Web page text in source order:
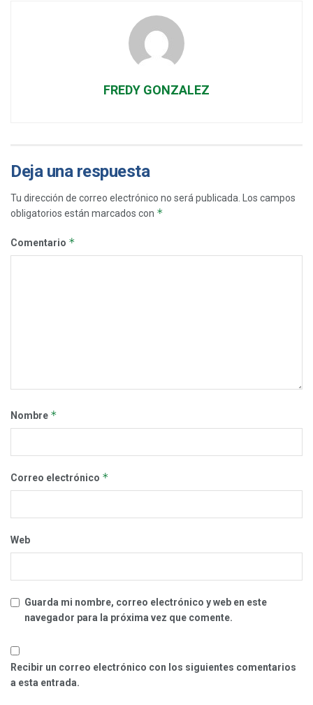
FREDY GONZALEZ
Deja una respuesta
Tu dirección de correo electrónico no será publicada.
Los campos
obligatorios están marcados con *
Comentario *
Nombre *
Correo electrónico *
Web
Guarda mi nombre, correo electrónico y web en este
navegador para la próxima vez que comente.
Recibir un correo electrónico con los siguientes comentarios
a esta entrada.